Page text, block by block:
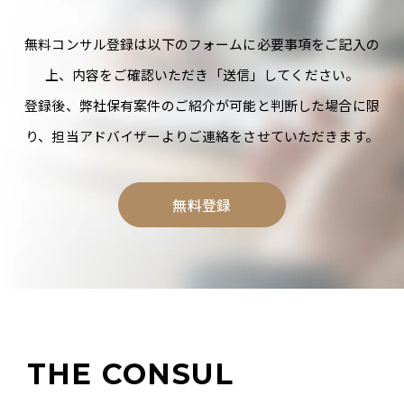
無料コンサル登録は以下のフォームに必要事項をご記入の
上、内容をご確認いただき「送信」してください。
登録後、弊社保有案件のご紹介が可能と判断した場合に限
り、担当アドバイザーよりご連絡をさせていただきます。
無料登録
THE CONSUL